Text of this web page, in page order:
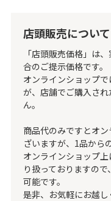
店頭販売について
「店頭販売価格」は
合のご提示価格です。
オンラインショップ
が、店舗でご購入さ
ん。
商品代のみですとオ
ざいますが、1品から
オンラインショップ
り扱っておりますの
可能です。
是非、お気軽にお越し